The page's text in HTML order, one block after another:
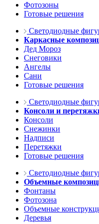
Фотозоны
Готовые решения
Светодиодные
Каркасные
Дед Мороз
Снеговики
Ангелы
Сани
Готовые решения
Светодиодные
Консоли и
Консоли
Снежинки
Надписи
Перетяжки
Готовые решения
Светодиодные
Объемные
Фонтаны
Фотозона
Объемные
Деревья